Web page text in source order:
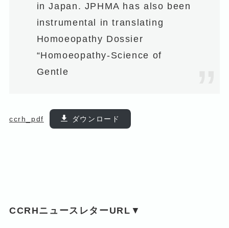
in Japan. JPHMA has also been
instrumental in translating
Homoeopathy Dossier
“Homoeopathy-Science of
Gentle
ccrh_pdf ダウンロード
CCRHニュースレターURL ▼